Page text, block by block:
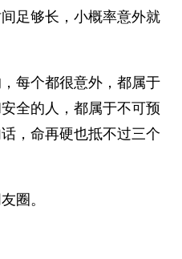
足够长，小概率意外就
每个都很意外，都属于
全的人，都属于不可预
，命再硬也抵不过三个
圈。